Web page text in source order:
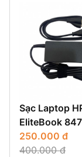
Sạc Laptop
EliteBook
250.000 đ
400.000 đ